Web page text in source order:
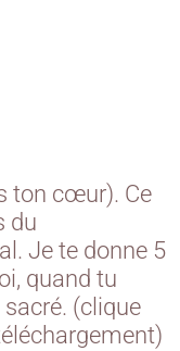
ton cœur). Ce
du
Je te donne 5
quand tu
(clique